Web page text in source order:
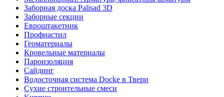
Заборная доска Palisad 3D
Заборные секции
Евроштакетник
Профнастил
Геоматериалы
Кровельные материалы
Пароизоляция
Сайдинг
Водосточная система Docke в Твери
Сухие строительные смеси